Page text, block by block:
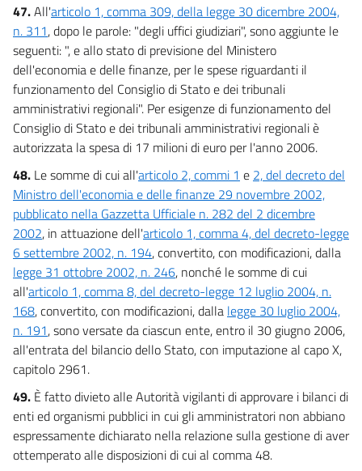
47.All'articolo 1, comma 309, della legge 30 dicembre 2004,
n. 311, dopo le parole: "degli uffici giudiziari", sono aggiunte le
seguenti: ", e allo stato di previsione del Ministero
dell'economia e delle finanze, per le spese riguardanti il
funzionamento del Consiglio di Stato e dei tribunali
amministrativi regionali". Per esigenze di funzionamento del
Consiglio di Stato e dei tribunali amministrativi regionali è
autorizzata la spesa di 17 milioni di euro per l'anno 2006.
48. Le somme di cui all'articolo 2, commi 1 e 2, del decreto del
Ministro dell'economia e delle finanze 29 novembre 2002,
pubblicato nella Gazzetta Ufficiale n. 282 del 2 dicembre
2002, in attuazione dell'articolo 1, comma 4, del decreto-legge
6 settembre 2002, n. 194, convertito, con modificazioni, dalla
legge 31 ottobre 2002, n. 246, nonché le somme di cui
all'articolo 1, comma 8, del decreto-legge 12 luglio 2004, n.
168, convertito, con modificazioni, dalla legge 30 luglio 2004,
n. 191, sono versate da ciascun ente, entro il 30 giugno 2006,
all'entrata del bilancio dello Stato, con imputazione al capo X,
capitolo 2961.
49. È fatto divieto alle Autorità vigilanti di approvare i bilanci di
enti ed organismi pubblici in cui gli amministratori non abbiano
espressamente dichiarato nella relazione sulla gestione di aver
ottemperato alle disposizioni di cui al comma 48.